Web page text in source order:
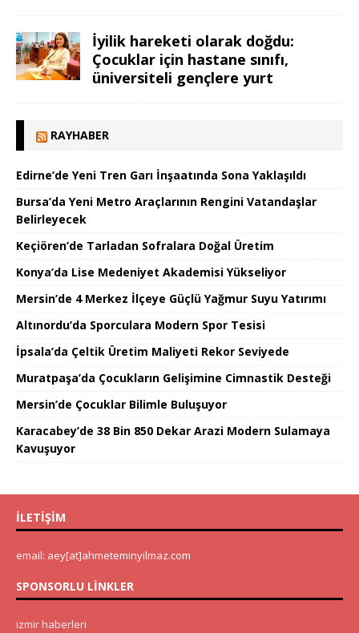
İyilik hareketi olarak doğdu:
Çocuklar için hastane sınıfı,
üniversiteli gençlere yurt
RAYHABER
Edirne’de Yeni Tren Garı İnşaatında Sona Yaklaşıldı
Bursa’da Yeni Metro Araçlarının Rengini Vatandaşlar
Belirleyecek
Keçiören’de Tarladan Sofralara Doğal Üretim
Konya’da Lise Medeniyet Akademisi Yükseliyor
Mersin’de 4 Merkez İlçeye Güçlü Yağmur Suyu Yatırımı
Altınordu’da Sporculara Modern Spor Tesisi
İpsala’da Çeltik Üretim Maliyeti Rekor Seviyede
Muratpaşa’da Çocukların Gelişimine Cimnastik Desteği
Mersin’de Çocuklar Bilimle Buluşuyor
Karacabey’de 38 Bin 850 Dekar Arazi Modern Sulamaya
Kavuşuyor
İLETIŞIM
email: aey[at]ahmeteminyilmaz.com
SPONSORLU LINKLER
izmir haberleri